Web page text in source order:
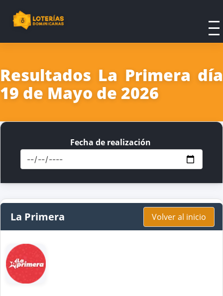
Resultados La Primera día
19 de Mayo de 2026
Fecha de realización
La Primera Volver al inicio